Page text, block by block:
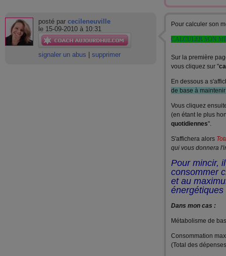
posté par cecileneuville
le 15-09-2010 à 10:31
signaler un abus supprimer
Pour calculer son
CALCULER SON
Sur la première
vous cliquez sur "
En dessous a
de base à
Vous cliquez
(en étant le plus
quotidiennes".
S'affichera alors
qui vous donnera
Pour mincir,
consommer
et au
Dans mon cas :
Métabolisme de
Consommation
(Total des